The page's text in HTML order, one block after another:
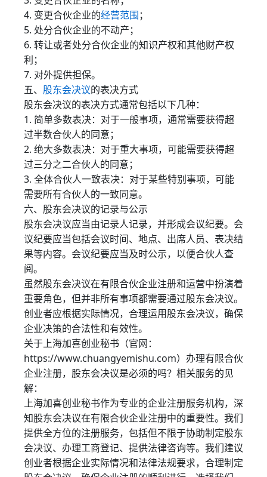
4. 变更合伙企业的经营范围；
5. 处分合伙企业的不动产；
6. 转让或者处分合伙企业的知识产权和其他财产权
利；
7. 对外提供担保。
五、 股东会决议的表决方式
股东会决议的表决方式通常包括以下几种：
1. 简单多数表决：对于一般事项，通常需要获得超
过半数合伙人的同意；
2. 绝大多数表决：对于重大事项，可能需要获得超
过三分之二合伙人的同意；
3. 全体合伙人一致表决：对于某些特别事项，可能
需要所有合伙人的一致同意。
六、股东会决议的记录与公示
股东会决议应当由记录人记录，并形成会议纪要。会
议纪要应当包括会议时间、地点、出席人员、表决结
果等内容。会议纪要应当及时公示，以便合伙人查
阅。
虽然股东会决议在有限合伙企业注册和运营中扮演着
重要角色，但并非所有事项都需要通过股东会决议。
创业者应根据实际情况，合理运用股东会决议，确保
企业决策的合法性和有效性。
关于上海加喜创业秘书（官网：
https://www.chuangyemishu.com）办理有限合伙
企业注册，股东会决议是必须的吗？相关服务的见
解：
上海加喜创业秘书作为专业的企业注册服务机构，深
知股东会决议在有限合伙企业注册中的重要性。我们
提供全方位的注册服务，包括但不限于协助制定股东
会决议、办理工商登记、提供法律咨询等。我们建议
创业者根据企业实际情况和法律法规要求，合理制定